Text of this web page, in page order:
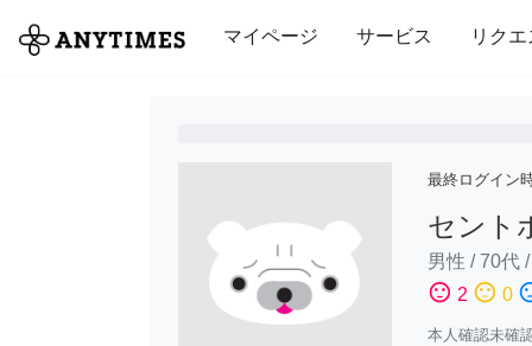
マイページ サービス リクエ
全て 修理・組立 家事 引っ越し
最終ログイン
セント
男性 /70代 /
sentiment_satisfied 2 sentiment_neutral 0
本人確認未確